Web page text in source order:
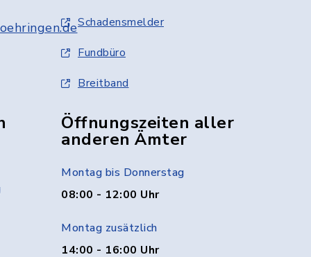
Schadensmelder
Fundbüro
Breitband
Öffnungszeiten aller
anderen Ämter
Montag bis Donnerstag
08:00 - 12:00 Uhr
Montag zusätzlich
14:00 - 16:00 Uhr